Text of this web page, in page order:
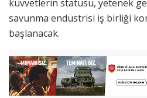
kuvvetlerin statüsü, yetenek
savunma endüstrisi iş birliği
başlanacak.